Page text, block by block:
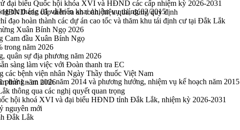
đại biểu Quốc hội khóa XVI và HĐND các cấp nhiệm kỳ 2026-2031
các cấp diễn ra an toàn, hiệu quả, đúng quy định
đạo hoàn thành các dự án cao tốc và thăm khu tái định cư tại Đắk Lắk
Xuân Bính Ngọ 2026
Cam đầu Xuân Bính Ngọ
trong năm 2026
quân sự địa phương năm 2026
sàng làm việc với Đoàn thanh tra EC
bệnh viện nhân Ngày Thầy thuốc Việt Nam
thứ I năm 2026
thông qua các nghị quyết quan trọng
hội khoá XVI và đại biểu HĐND tỉnh Đắk Lắk, nhiệm kỳ 2026-2031
nguyên mới
Đắk Lắk
tác tháng 01 và triển khai nhiệm vụ tháng 02/2015
- an ninh năm 2014 và phương hướng, nhiệm vụ kế hoạch năm 2015